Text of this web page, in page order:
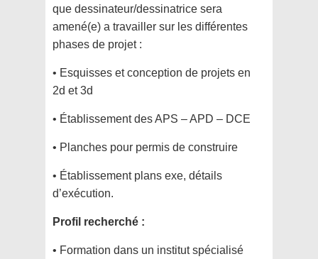
que dessinateur/dessinatrice sera
amené(e) a travailler sur les différentes
phases de projet :
• Esquisses et conception de projets en
2d et 3d
• Établissement des APS – APD – DCE
• Planches pour permis de construire
• Établissement plans exe, détails
d’exécution.
Profil recherché :
• Formation dans un institut spécialisé